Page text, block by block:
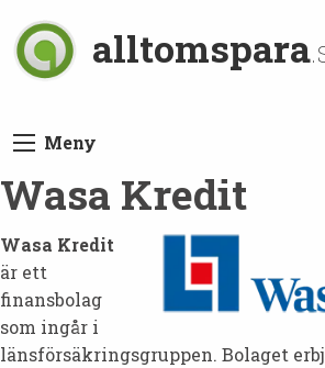
alltomspara
Meny
Wasa Kredit
Wasa Kredit
är ett
finansbolag
som ingår i
länsförsäkringsgruppen. Bolaget